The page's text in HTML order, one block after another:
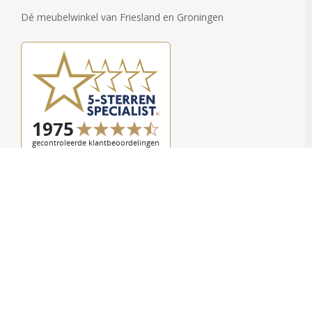
Dé meubelwinkel van Friesland en Groningen